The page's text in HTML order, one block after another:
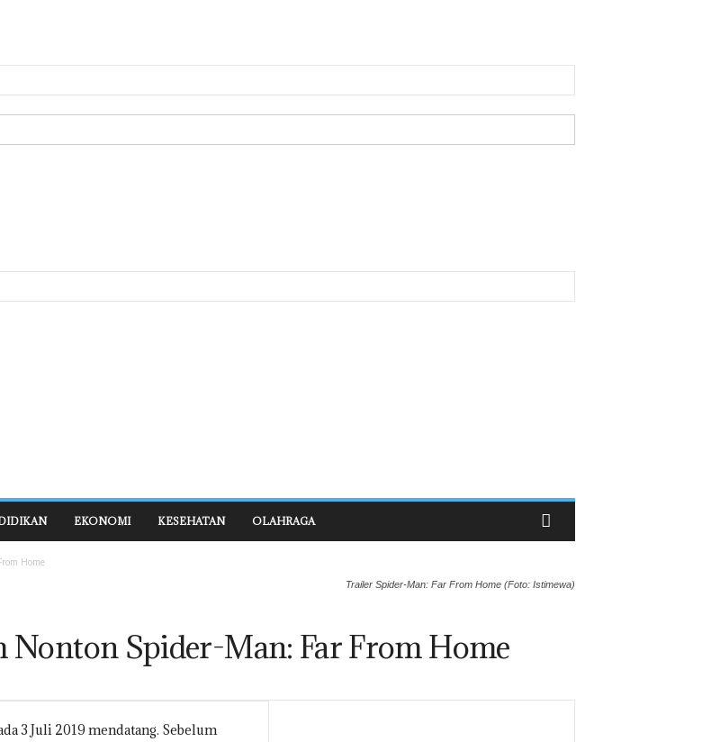
EKONOMI KESEHATAN OLAHRAGA
Home
Trailer Spider-Man: Far From Home (Foto: Istimewa)
Nonton Spider-Man: Far From Home
3 Juli 2019 mendatang. Sebelum